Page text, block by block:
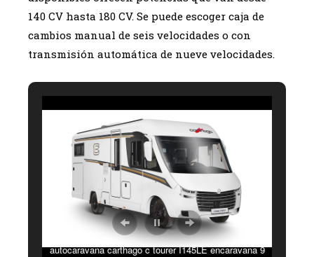
140 CV hasta 180 CV. Se puede escoger caja de
cambios manual de seis velocidades o con
transmisión automática de nueve velocidades.
autocaravana carthago c tourer I145LE encaravana 9